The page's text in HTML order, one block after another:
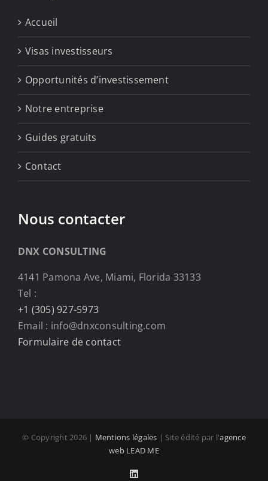
Accueil
Visas investisseurs
Opportunités d’investissement
Notre entreprise
Guides gratuits
Contact
Nous contacter
DNX CONSULTING
4141 Pamona Ave, Miami, Florida 33133
Tel :
+1 (305) 927-5973
Email : info@dnxconsulting.com
Formulaire de contact
© Copyright 2026 | Mentions légales | Site édité par l'agence
web LEAD ME
LinkedIn